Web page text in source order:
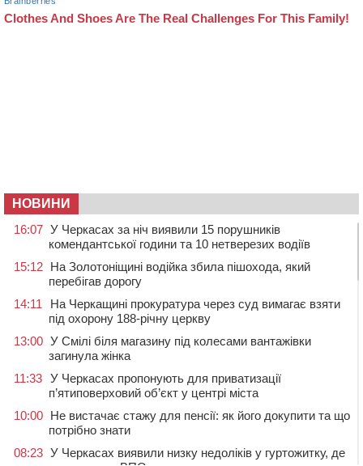
НОВИНИ
16:07 У Черкасах за ніч виявили 15 порушників
комендантської години та 10 нетверезих водіїв
15:12 На Золотоніщині водійка збила пішохода, який
перебігав дорогу
14:11
На Черкащині прокуратура через суд вимагає взяти
під охорону 188-річну церкву
13:00 У Смілі біля магазину під колесами вантажівки
загинула жінка
11:33 У Черкасах пропонують для приватизації
п’ятиповерховий об’єкт у центрі міста
10:00 Не вистачає стажу для пенсії: як його докупити та що
потрібно знати
08:23 У Черкасах виявили низку недоліків у гуртожитку, де